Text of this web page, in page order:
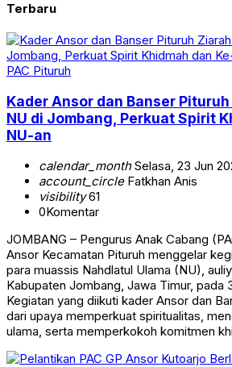
Terbaru
PAC Pituruh
Kader Ansor dan Banser
NU di Jombang, Perkuat Spirit
NU-an
calendar_monthSelasa, 23 Jun
account_circleFatkhan Anis
visibility61
0Komentar
JOMBANG – Pengurus Anak Cabang
Ansor Kecamatan Pituruh menggelar
para muassis Nahdlatul Ulama (NU),
Kabupaten Jombang, Jawa Timur, pada
Kegiatan yang diikuti kader Ansor dan
dari upaya memperkuat spiritualitas,
ulama, serta memperkokoh komitmen